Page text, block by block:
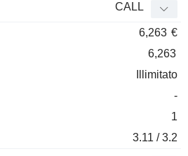
CALL
6,263 €
6,263
Illimitato
-
1
3.11 / 3.2